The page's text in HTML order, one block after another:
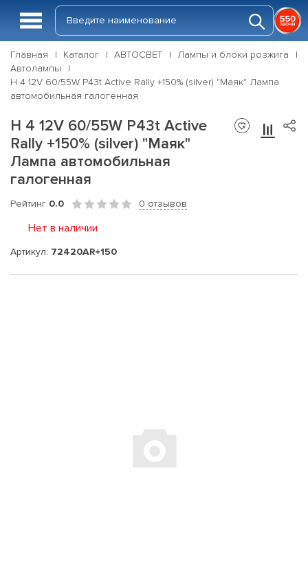
Главная Каталог АВТОСВЕТ
Лампы и блоки розжига
Автолампы
Н 4 12V 60/55W P43t Active Rally +150% (silver) "Маяк" Лампа
автомобильная галогенная
Н 4 12V 60/55W P43t Active
Rally +150% (silver) "Маяк"
Лампа автомобильная
галогенная
Рейтинг 0.0 0 отзывов
Нет в наличии
Артикул: 72420AR+150